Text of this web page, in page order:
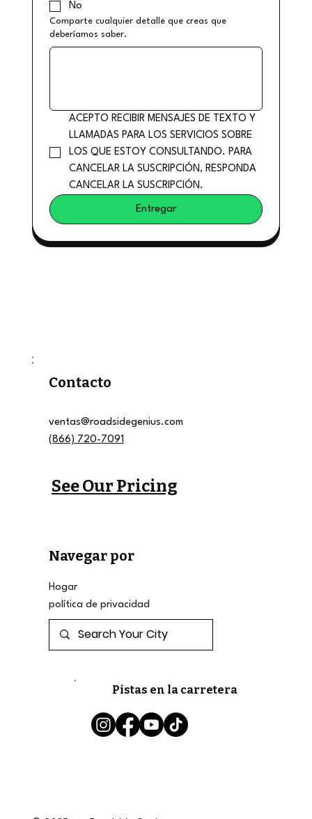
No
Comparte cualquier detalle que creas que
deberíamos saber.
ACEPTO RECIBIR MENSAJES DE TEXTO Y
LLAMADAS PARA LOS SERVICIOS SOBRE
LOS QUE ESTOY CONSULTANDO. PARA
CANCELAR LA SUSCRIPCIÓN, RESPONDA
CANCELAR LA SUSCRIPCIÓN.
Entregar
Contacto
ventas@roadsidegenius.com
(866) 720-7091
See Our Pricing
Navegar por
Hogar
política de privacidad
Pistas en la carretera